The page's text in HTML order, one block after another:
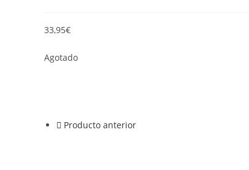
33,95€
Agotado
Producto anterior